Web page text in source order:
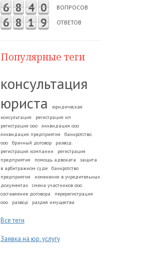
6 8 4 0 ВОПРОСОВ
6 8 1 9 ОТВЕТОВ
Популярные теги
консультация
юриста
юридическая
консультация
регистрация ип
регистрация ооо
ликвидация ооо
ликвидация предприятия
банкротство
ооо
брачный договор
развод.
регистрация компании
регистрация
предприятия
помощь адвоката
защита
в арбитражном суде
банкротство
предприятия
изменения в учредительных
документах
смена участников ооо
составление договора
перерегистрация
ооо
развод раздел имущества
Все теги
Заявка на юр. услугу